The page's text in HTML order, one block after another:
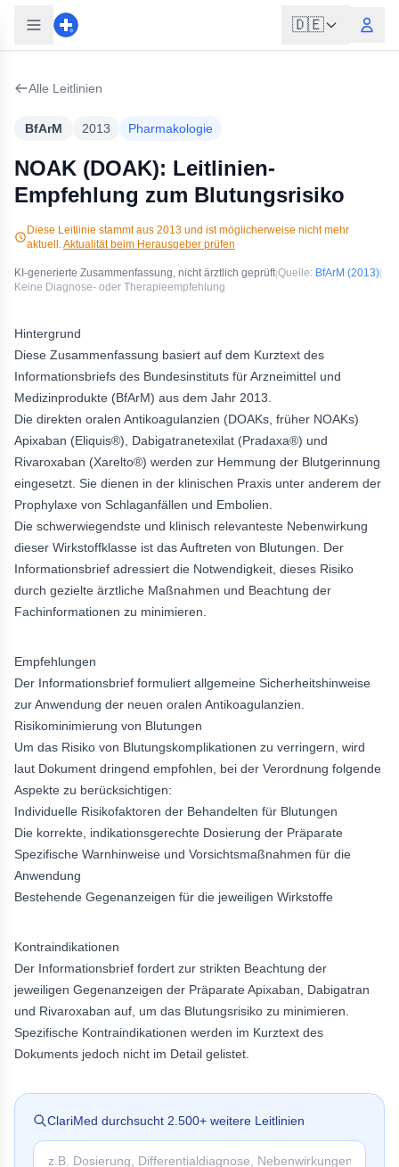
🇩🇪
Alle Leitlinien
BfArM 2013 Pharmakologie
NOAK (DOAK): Leitlinien-
Empfehlung zum Blutungsrisiko
Diese Leitlinie stammt aus 2013 und ist möglicherweise nicht mehr
aktuell.Aktualität beim Herausgeber prüfen
KI-generierte Zusammenfassung, nicht ärztlich geprüft|Quelle: BfArM (2013)
Keine Diagnose- oder Therapieempfehlung
Hintergrund
Diese Zusammenfassung basiert auf dem Kurztext des
Informationsbriefs des Bundesinstituts für Arzneimittel und
Medizinprodukte (BfArM) aus dem Jahr 2013.
Die direkten oralen Antikoagulanzien (DOAKs, früher NOAKs)
Apixaban (Eliquis®), Dabigatranetexilat (Pradaxa®) und
Rivaroxaban (Xarelto®) werden zur Hemmung der Blutgerinnung
eingesetzt. Sie dienen in der klinischen Praxis unter anderem der
Prophylaxe von Schlaganfällen und Embolien.
Die schwerwiegendste und klinisch relevanteste Nebenwirkung
dieser Wirkstoffklasse ist das Auftreten von Blutungen. Der
Informationsbrief adressiert die Notwendigkeit, dieses Risiko
durch gezielte ärztliche Maßnahmen und Beachtung der
Fachinformationen zu minimieren.
Empfehlungen
Der Informationsbrief formuliert allgemeine Sicherheitshinweise
zur Anwendung der neuen oralen Antikoagulanzien.
Risikominimierung von Blutungen
Um das Risiko von Blutungskomplikationen zu verringern, wird
laut Dokument dringend empfohlen, bei der Verordnung folgende
Aspekte zu berücksichtigen:
Individuelle Risikofaktoren der Behandelten für Blutungen
Die korrekte, indikationsgerechte Dosierung der Präparate
Spezifische Warnhinweise und Vorsichtsmaßnahmen für die
Anwendung
Bestehende Gegenanzeigen für die jeweiligen Wirkstoffe
Kontraindikationen
Der Informationsbrief fordert zur strikten Beachtung der
jeweiligen Gegenanzeigen der Präparate Apixaban, Dabigatran
und Rivaroxaban auf, um das Blutungsrisiko zu minimieren.
Spezifische Kontraindikationen werden im Kurztext des
Dokuments jedoch nicht im Detail gelistet.
ClariMed durchsucht 2.500+ weitere Leitlinien